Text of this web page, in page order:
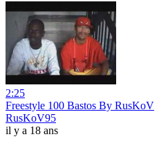
2:25
Freestyle 100 Bastos By RusKoV
RusKoV95
il y a 18 ans